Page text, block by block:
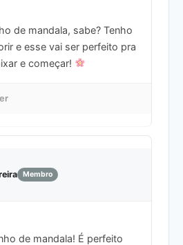
de mandala, sabe? Tenho
e esse vai ser perfeito pra
e começar!
Membro
de mandala! É perfeito